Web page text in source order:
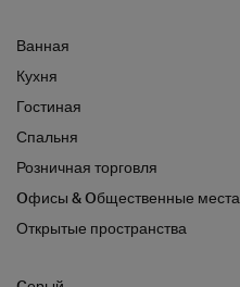
Ванная
Кухня
Гостиная
Спальня
Розничная торговля
Oфисы & Oбщественные места
Открытые пространства